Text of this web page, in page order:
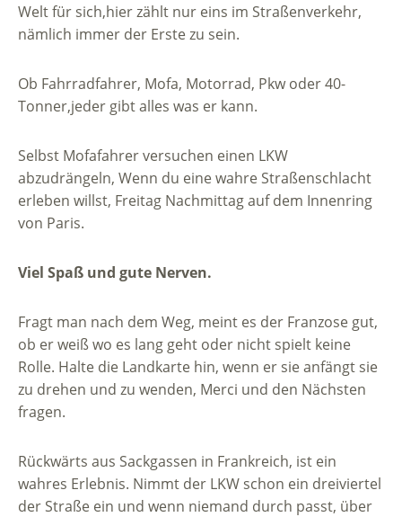
Welt für sich,hier zählt nur eins im Straßenverkehr,
nämlich immer der Erste zu sein.
Ob Fahrradfahrer, Mofa, Motorrad, Pkw oder 40-
Tonner,jeder gibt alles was er kann.
Selbst Mofafahrer versuchen einen LKW
abzudrängeln, Wenn du eine wahre Straßenschlacht
erleben willst, Freitag Nachmittag auf dem Innenring
von Paris.
Viel Spaß und gute Nerven.
Fragt man nach dem Weg, meint es der Franzose gut,
ob er weiß wo es lang geht oder nicht spielt keine
Rolle. Halte die Landkarte hin, wenn er sie anfängt sie
zu drehen und zu wenden, Merci und den Nächsten
fragen.
Rückwärts aus Sackgassen in Frankreich, ist ein
wahres Erlebnis. Nimmt der LKW schon ein dreiviertel
der Straße ein und wenn niemand durch passt, über